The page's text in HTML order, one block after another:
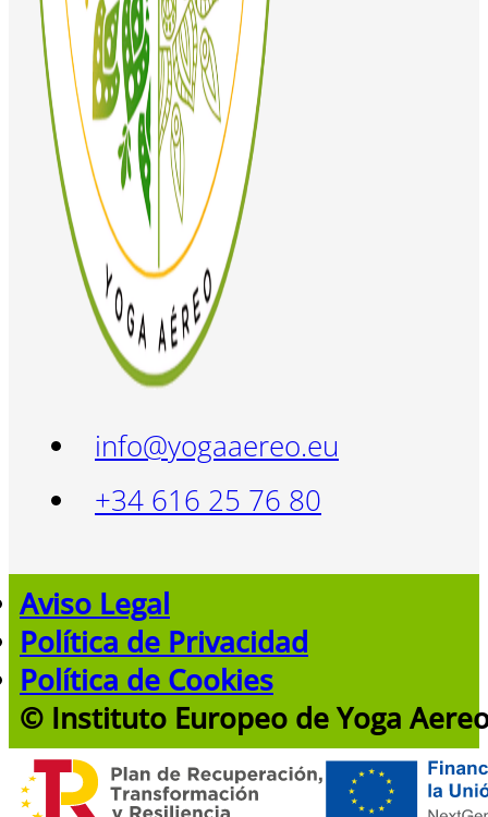
info@yogaaereo.eu
+34 616 25 76 80
Aviso Legal
Política de Privacidad
Política de Cookies
© Instituto Europeo de Yoga